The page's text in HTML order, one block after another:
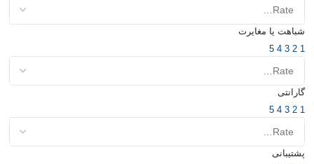
شباهت یا مغایرت
1
2
3
4
5
گارانتی
1
2
3
4
5
پشتیبانی